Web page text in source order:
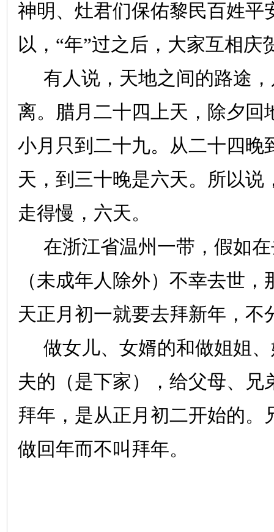
神明、灶君们保佑黎民百姓平
以，“年”过之后，大家互相庆
有人说，天地之间的路途
离。腊月二十四上天，除夕回
小月只到二十九。从二十四晚
天，到三十晚是六天。所以说
走得慢，六天。
在浙江省温州一带，假如
（未成年人除外）不幸去世
天正月初一就要去拜新年，不
做女儿、女婿的和做姐姐
夫的（是下家），给父母、兄
拜年，是从正月初二开始的。
做回年而不叫拜年。